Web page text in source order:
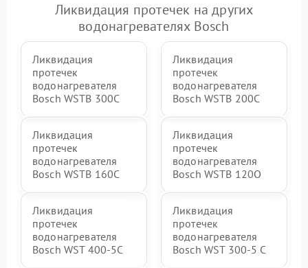
Ликвидация протечек на других
водонагревателях Bosch
Ликвидация
протечек
водонагревателя
Bosch WSTB 300C
Ликвидация
протечек
водонагревателя
Bosch WSTB 200C
Ликвидация
протечек
водонагревателя
Bosch WSTB 160C
Ликвидация
протечек
водонагревателя
Bosch WSTB 120O
Ликвидация
протечек
водонагревателя
Bosch WST 400-5C
Ликвидация
протечек
водонагревателя
Bosch WST 300-5 C